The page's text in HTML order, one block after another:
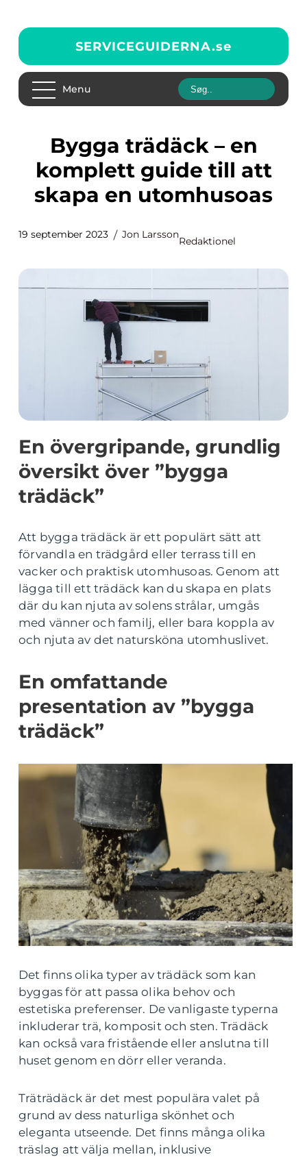
SERVICEGUIDERNA.se
Menu
Bygga trädäck – en
komplett guide till att
skapa en utomhusoas
19 september 2023 Jon Larsson
Redaktionel
En övergripande, grundlig
översikt över ”bygga
trädäck”
Att bygga trädäck är ett populärt sätt att
förvandla en trädgård eller terrass till en
vacker och praktisk utomhusoas. Genom att
lägga till ett trädäck kan du skapa en plats
där du kan njuta av solens strålar, umgås
med vänner och familj, eller bara koppla av
och njuta av det natursköna utomhuslivet.
En omfattande
presentation av ”bygga
trädäck”
Det finns olika typer av trädäck som kan
byggas för att passa olika behov och
estetiska preferenser. De vanligaste typerna
inkluderar trä, komposit och sten. Trädäck
kan också vara fristående eller anslutna till
huset genom en dörr eller veranda.
Träträdäck är det mest populära valet på
grund av dess naturliga skönhet och
eleganta utseende. Det finns många olika
träslag att välja mellan, inklusive